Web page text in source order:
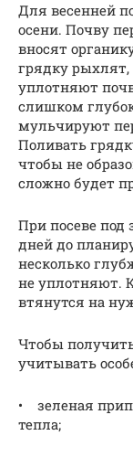
Для весенней
осени. Почву
вносят
грядку
уплотняют
слишком
мульчируют
Поливать
чтобы не
сложно будет
При посеве под
дней до
несколько
не уплотняют.
втянутся на
Чтобы
учитывать
• зеленая
тепла;